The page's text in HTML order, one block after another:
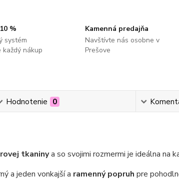
%
systém
každý nákup
Kamenná predajňa
Navštívte nás osobne v
Prešove
Hodnotenie 0
tkaninya so svojimi rozmermi je ideálna na
a jeden vonkajší a ramenný popruh pre